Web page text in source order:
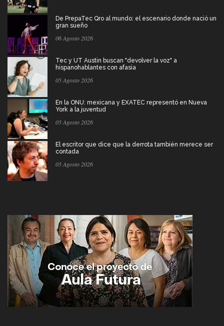
De PrepaTec Qro al mundo: el escenario donde nació un
gran sueño
06 Agosto 2026
Tec y UT Austin buscan "devolver la voz" a
hispanohablantes con afasia
05 Agosto 2026
En la ONU: mexicana y EXATEC representó en Nueva
York a la juventud
05 Agosto 2026
El escritor que dice que la derrota también merece ser
contada
05 Agosto 2026